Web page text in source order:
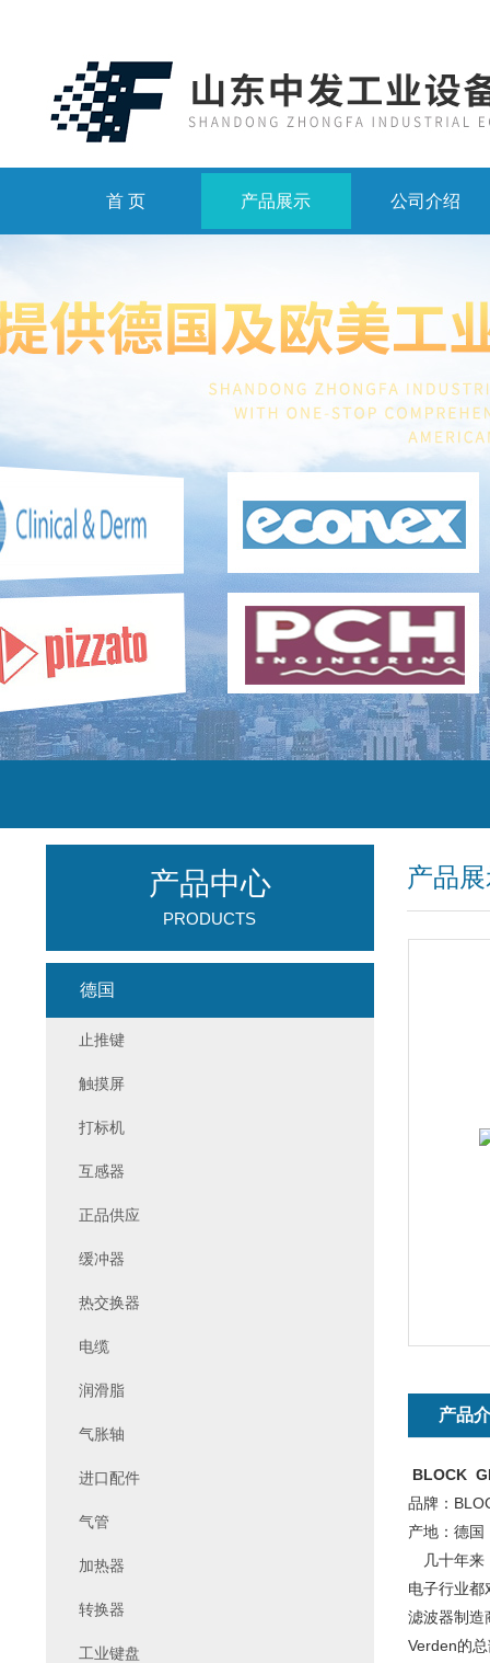
首 页 产品展示 公司介绍
产品
产品
BLOCK
品牌：
产地：德国
几十年来
电子行业都
滤波器制造
Verden的
产品中心
PRODUCTS
德国
止推键
触摸屏
打标机
互感器
正品供应
缓冲器
热交换器
电缆
润滑脂
气胀轴
进口配件
气管
加热器
转换器
工业键盘